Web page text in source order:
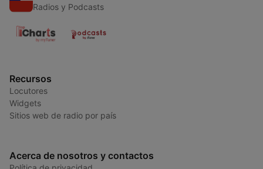
Radios y Podcasts
Recursos
Locutores
Widgets
Sitios web de radio por país
Acerca de nosotros y contactos